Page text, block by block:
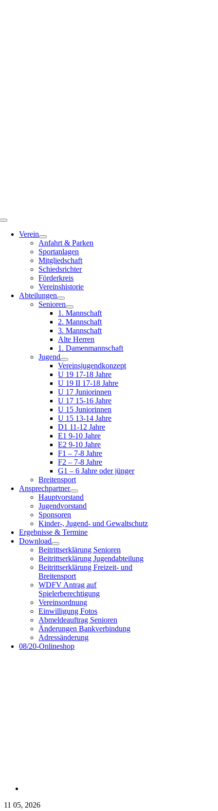
Toggle
NavigationVerein
Anfahrt & Parken
Sportanlagen
Mitgliedschaft
Schiedsrichter
Förderkreis
Vereinshistorie
Abteilungen
Senioren
1. Mannschaft
2. Mannschaft
3. Mannschaft
Alte Herren
1. Damenmannschaft
Jugend
Vereinsjugendkonzept
U 19 17-18 Jahre
U 19 II 17-18 Jahre
U 17 Juniorinnen
U 17 15-16 Jahre
U 15 Juniorinnen
U 15 13-14 Jahre
D1 11-12 Jahre
E1 9-10 Jahre
E2 9-10 Jahre
F1 – 7-8 Jahre
F2 – 7-8 Jahre
G1 – 6 Jahre oder jünger
Breitensport
Ansprechpartner
Hauptvorstand
Jugendvorstand
Sponsoren
Kinder-, Jugend- und Gewaltschutz
Ergebnisse & Termine
Download
Beitrittserklärung Senioren
Beitrittserklärung Jugendabteilung
Beitrittserklärung Freizeit- und
Breitensport
WDFV Antrag auf
Spielerberechtigung
Vereinsordnung
Einwilligung Fotos
Abmeldeauftrag Senioren
Änderungen Bankverbindung
Adressänderung
08/20-Onlineshop
11 05, 2026